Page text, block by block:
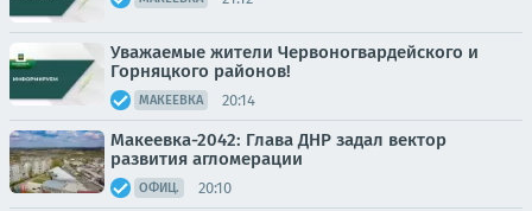
Уважаемые жители Червоногвардейского и
Горняцкого районов!
МАКЕЕВКА 20:14
Макеевка-2042: Глава ДНР задал вектор
развития агломерации
ОФИЦ. 20:10